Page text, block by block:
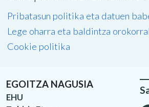
Pribatasun politika eta datuen
Lege oharra eta baldintza
Cookie politika
EGOITZA NAGUSIA
EHU